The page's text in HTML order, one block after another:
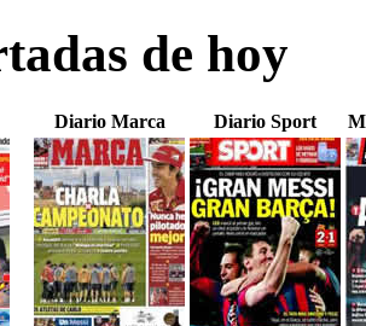
de hoy
Diario Marca Diario Sport